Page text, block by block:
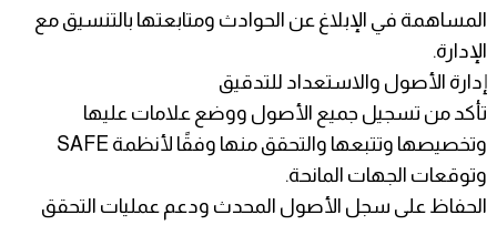
المساهمة في الإبلاغ عن الحوادث ومتابعتها بالتنسيق مع
الإدارة.
إدارة الأصول والاستعداد للتدقيق
تأكد من تسجيل جميع الأصول ووضع علامات عليها
وتخصيصها وتتبعها والتحقق منها وفقًا لأنظمة SAFE
وتوقعات الجهات المانحة.
الحفاظ على سجل الأصول المحدث ودعم عمليات التحقق